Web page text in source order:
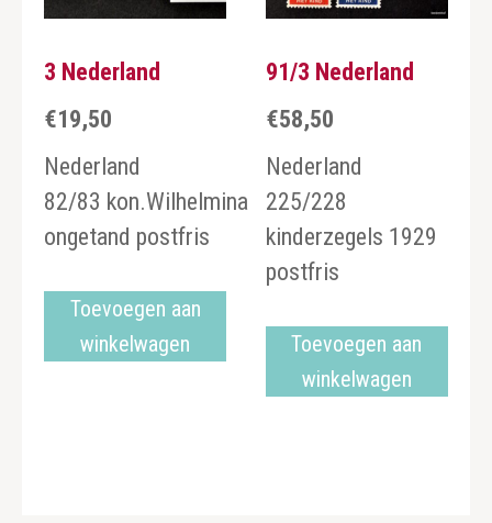
3 Nederland
€19,50
Nederland
82/83 kon.Wilhelmina
ongetand postfris
Toevoegen aan
winkelwagen
91/3 Nederland
€58,50
Nederland
225/228
kinderzegels 1929
postfris
Toevoegen aan
winkelwagen